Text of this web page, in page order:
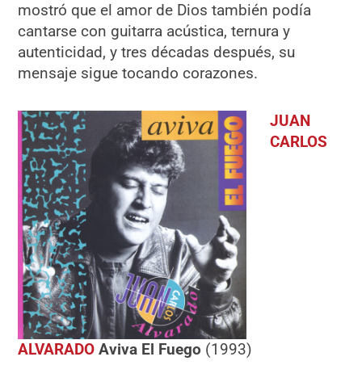
mostró que el amor de Dios también podía
cantarse con guitarra acústica, ternura y
autenticidad, y tres décadas después, su
mensaje sigue tocando corazones.
JUAN
CARLOS
ALVARADO Aviva El Fuego (1993)